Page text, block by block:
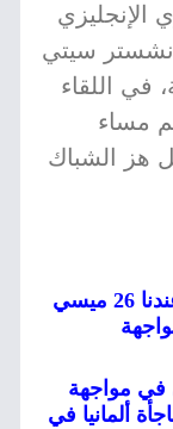
الإنجليزي
سيتي
في اللقاء
الذي أقيم مساء
هز الشباك
انفجار من إبراهيم حسن: في مصر عندنا 26 ميسي
في مواجهة
ألمانيا في